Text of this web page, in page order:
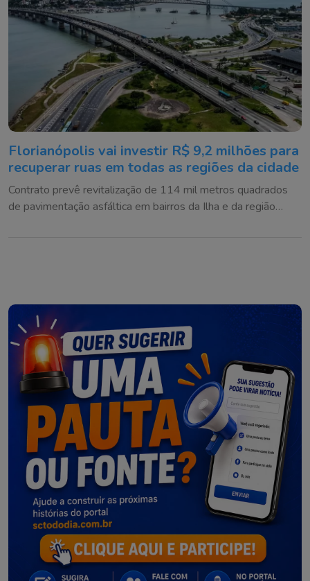
Florianópolis vai investir R$ 9,2 milhões para
recuperar ruas em todas as regiões da cidade
Contrato prevê revitalização de 114 mil metros quadrados
de pavimentação asfáltica em bairros da Ilha e da região